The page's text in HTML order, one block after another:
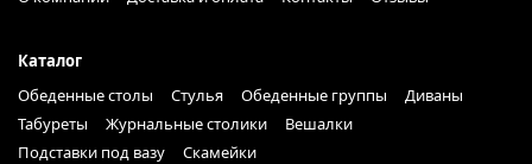
Каталог
Обеденные столы
Стулья Обеденные группы
Диваны
Табуреты
Журнальные столики
Вешалки
Подставки под вазу
Скамейки